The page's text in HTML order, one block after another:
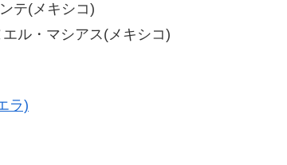
テ(メキシコ)
ル・マシアス(メキシコ)
ラ)